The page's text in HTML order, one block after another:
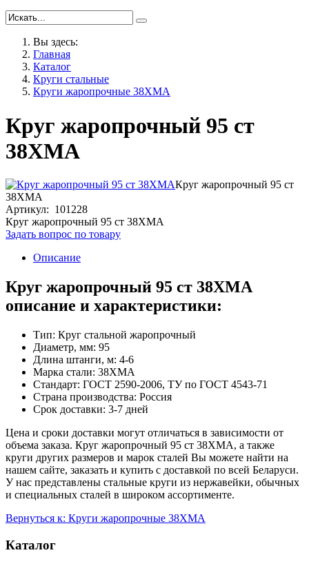
Вы здесь:
Главная
Каталог
Круги стальные
Круги жаропрочные 38ХМА
Круг жаропрочный 95 ст
38ХМА
Круг жаропрочный 95 ст
38ХМА
Артикул: 101228
Круг жаропрочный 95 ст 38ХМА
Задать вопрос по товару
Описание
Круг жаропрочный 95 ст 38ХМА
описание и характеристики:
Тип: Круг стальной жаропрочный
Диаметр, мм: 95
Длина штанги, м: 4-6
Марка стали: 38ХМА
Стандарт: ГОСТ 2590-2006, ТУ по ГОСТ 4543-71
Страна производства: Россия
Срок доставки: 3-7 дней
Цена и сроки доставки могут отличаться в зависимости от
объема заказа. Круг жаропрочный 95 ст 38ХМА, а также
круги других размеров и марок сталей Вы можете найти на
нашем сайте, заказать и купить с доставкой по всей Беларуси.
У нас представлены стальные круги из нержавейки, обычных
и специальных сталей в широком ассортименте.
Вернуться к: Круги жаропрочные 38ХМА
Каталог